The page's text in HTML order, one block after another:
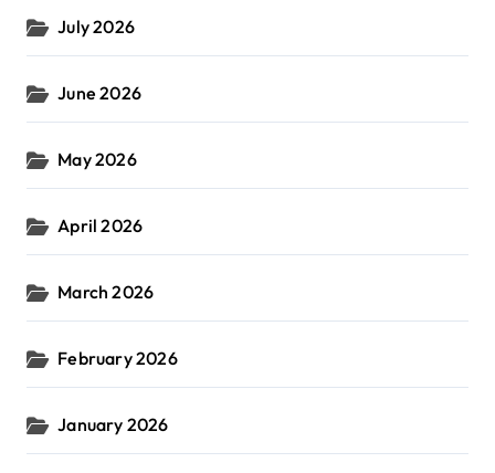
July 2026
June 2026
May 2026
April 2026
March 2026
February 2026
January 2026